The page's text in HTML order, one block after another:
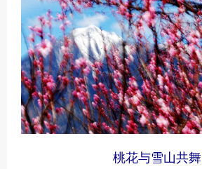
桃花与雪山共舞